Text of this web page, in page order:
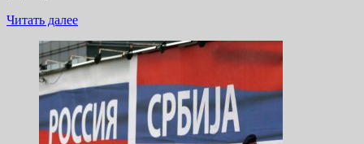
Читать далееПрочитать
о
БРИКС
в
десяти
пунктах
(Hürriyet,
Турция)